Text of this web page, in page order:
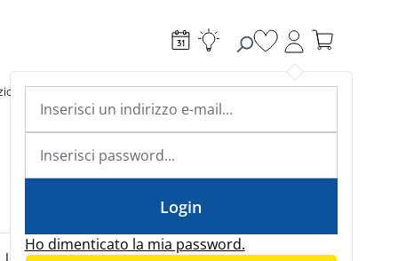
Academy & Webinars
Conoscenza specialistica
News
Hai 0 articoli nella
Ho dimenticato la mia password.
Login
di ricarica Riscaldamento
I prezzi saranno visibili ai clienti commerciali solo